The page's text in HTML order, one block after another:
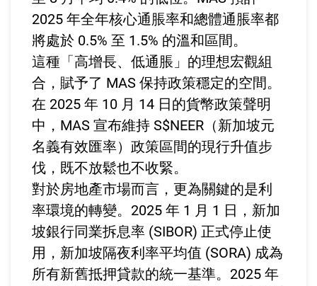
2025 年全年核心通脹率和總體通脹率都
將處於 0.5% 至 1.5% 的溫和區間。
這種「高增長、低通脹」的理想宏觀組
合，賦予了 MAS 保持政策穩定的空間。
在 2025 年 10 月 14 日的貨幣政策聲明
中，MAS 宣布維持 S$NEER（新加坡元
名義有效匯率）政策區間的現行升值步
伐，既不放鬆也不收緊。
對於房地產市場而言，更為關鍵的是利
率環境的轉變。2025 年 1 月 1 日，新加
坡銀行同業拆息率 (SIBOR) 正式停止使
用，新加坡隔夜利率平均值 (SORA) 成為
所有新舊抵押貸款的統一基準。2025 年